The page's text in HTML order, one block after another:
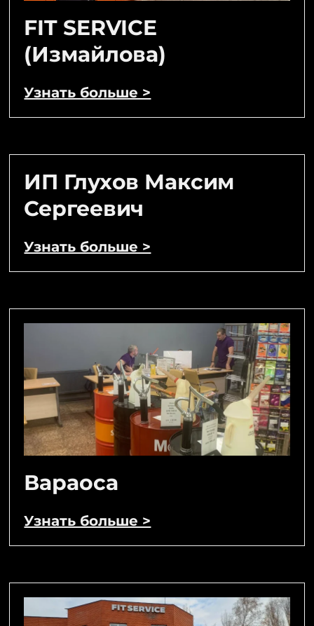
FIT SERVICE
(Измайлова)
Узнать больше >
ИП Глухов Максим
Сергеевич
Узнать больше >
Вараоса
Узнать больше >